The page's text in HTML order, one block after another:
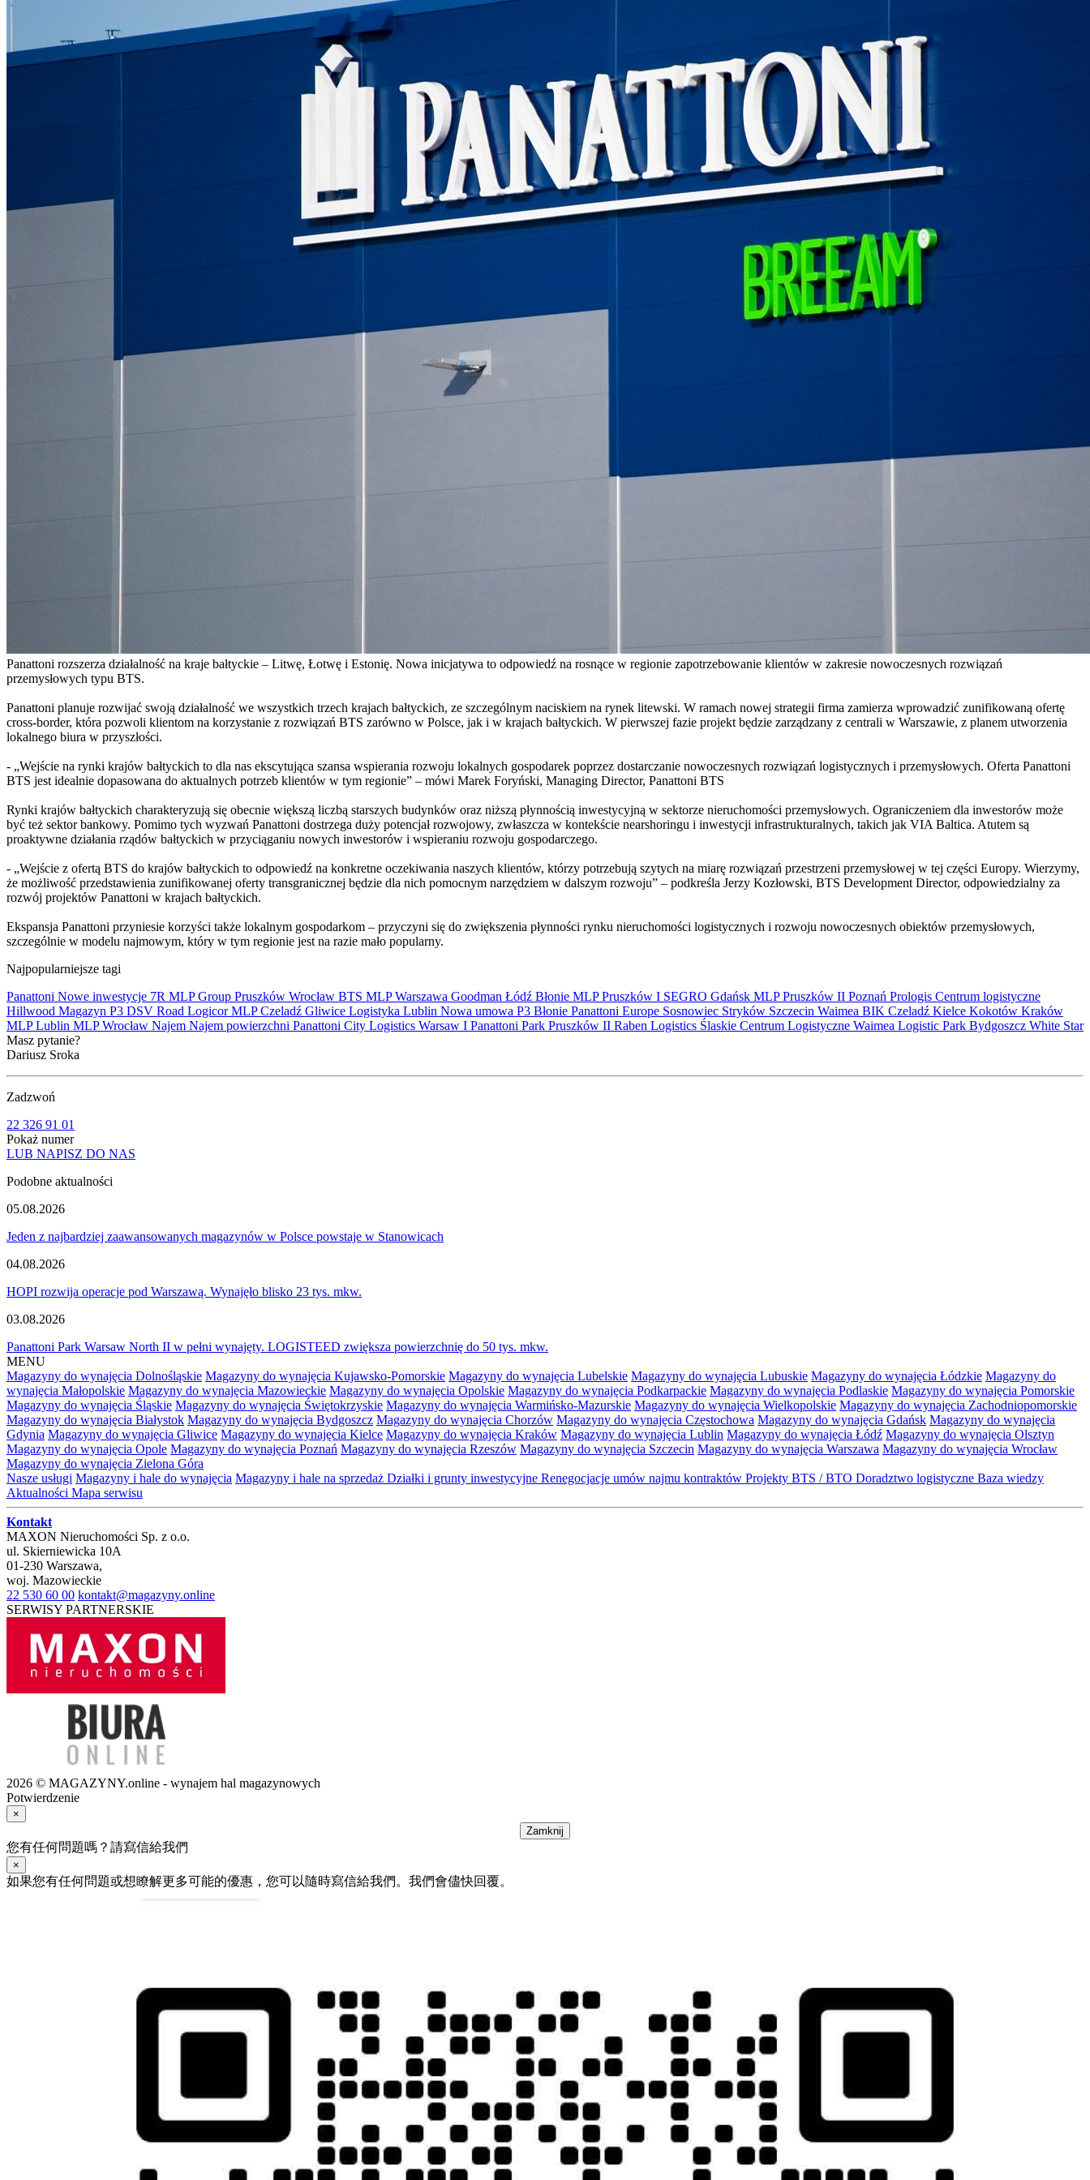
Panattoni rozszerza działalność na kraje bałtyckie – Litwę, Łotwę i Estonię. Nowa inicjatywa to odpowiedź na rosnące w regionie zapotrzebowanie klientów w zakresie nowoczesnych rozwiązań
przemysłowych typu BTS.
Panattoni planuje rozwijać swoją działalność we wszystkich trzech krajach bałtyckich, ze szczególnym naciskiem na rynek litewski. W ramach nowej strategii firma zamierza wprowadzić zunifikowaną ofertę
cross-border, która pozwoli klientom na korzystanie z rozwiązań BTS zarówno w Polsce, jak i w krajach bałtyckich. W pierwszej fazie projekt będzie zarządzany z centrali w Warszawie, z planem utworzenia
lokalnego biura w przyszłości.
- „Wejście na rynki krajów bałtyckich to dla nas ekscytująca szansa wspierania rozwoju lokalnych gospodarek poprzez dostarczanie nowoczesnych rozwiązań logistycznych i przemysłowych. Oferta Panattoni
BTS jest idealnie dopasowana do aktualnych potrzeb klientów w tym regionie” – mówi Marek Foryński, Managing Director, Panattoni BTS
Rynki krajów bałtyckich charakteryzują się obecnie większą liczbą starszych budynków oraz niższą płynnością inwestycyjną w sektorze nieruchomości przemysłowych. Ograniczeniem dla inwestorów może
być też sektor bankowy. Pomimo tych wyzwań Panattoni dostrzega duży potencjał rozwojowy, zwłaszcza w kontekście nearshoringu i inwestycji infrastrukturalnych, takich jak VIA Baltica. Atutem są
proaktywne działania rządów bałtyckich w przyciąganiu nowych inwestorów i wspieraniu rozwoju gospodarczego.
- „Wejście z ofertą BTS do krajów bałtyckich to odpowiedź na konkretne oczekiwania naszych klientów, którzy potrzebują szytych na miarę rozwiązań przestrzeni przemysłowej w tej części Europy. Wierzymy,
że możliwość przedstawienia zunifikowanej oferty transgranicznej będzie dla nich pomocnym narzędziem w dalszym rozwoju” – podkreśla Jerzy Kozłowski, BTS Development Director, odpowiedzialny za
rozwój projektów Panattoni w krajach bałtyckich.
Ekspansja Panattoni przyniesie korzyści także lokalnym gospodarkom – przyczyni się do zwiększenia płynności rynku nieruchomości logistycznych i rozwoju nowoczesnych obiektów przemysłowych,
szczególnie w modelu najmowym, który w tym regionie jest na razie mało popularny.
Najpopularniejsze tagi
Panattoni Nowe inwestycje 7R MLP Group Pruszków Wrocław BTS MLPWarszawa Goodman Łódź Błonie MLP Pruszków I SEGRO Gdańsk MLP Pruszków II Poznań Prologis Centrum logistyczne
Hillwood Magazyn P3 DSV Road LogicorMLP Czeladź Gliwice Logistyka Lublin Nowa umowa P3 Błonie Panattoni Europe Sosnowiec Stryków Szczecin Waimea BIK Czeladź Kielce Kokotów Kraków
MLP Lublin MLP Wrocław Najem Najem powierzchni Panattoni City Logistics Warsaw I Panattoni Park Pruszków II Raben Logistics Ślaskie Centrum Logistyczne Waimea Logistic Park Bydgoszcz White Star
Masz pytanie?
Dariusz Sroka
Zadzwoń
22 326 91 01
Pokaż numer
LUB NAPISZ DO NAS
Podobne aktualności
05.08.2026
Jeden z najbardziej zaawansowanych magazynów w Polsce powstaje w Stanowicach
04.08.2026
HOPI rozwija operacje pod Warszawą. Wynajęło blisko 23 tys. mkw.
03.08.2026
Panattoni Park Warsaw North II w pełni wynajęty. LOGISTEED zwiększa powierzchnię do 50 tys. mkw.
MENU
Magazyny do wynajęcia Dolnośląskie Magazyny do wynajęcia Kujawsko-Pomorskie Magazyny do wynajęcia Lubelskie Magazyny do wynajęcia Lubuskie Magazyny do wynajęcia Łódzkie Magazyny do
wynajęcia Małopolskie Magazyny do wynajęcia Mazowieckie Magazyny do wynajęcia Opolskie Magazyny do wynajęcia Podkarpackie Magazyny do wynajęcia Podlaskie Magazyny do wynajęcia Pomorskie
Magazyny do wynajęcia Śląskie Magazyny do wynajęcia Świętokrzyskie Magazyny do wynajęcia Warmińsko-Mazurskie Magazyny do wynajęcia Wielkopolskie Magazyny do wynajęcia Zachodniopomorskie
Magazyny do wynajęcia Białystok Magazyny do wynajęcia Bydgoszcz Magazyny do wynajęcia Chorzów Magazyny do wynajęcia Częstochowa Magazyny do wynajęcia Gdańsk Magazyny do wynajęcia
Gdynia Magazyny do wynajęcia Gliwice Magazyny do wynajęcia Kielce Magazyny do wynajęcia Kraków Magazyny do wynajęcia Lublin Magazyny do wynajęcia Łódź Magazyny do wynajęcia Olsztyn
Magazyny do wynajęcia Opole Magazyny do wynajęcia Poznań Magazyny do wynajęcia Rzeszów Magazyny do wynajęcia Szczecin Magazyny do wynajęcia Warszawa Magazyny do wynajęcia Wrocław
Magazyny do wynajęcia Zielona Góra
Nasze usługi Magazyny i hale do wynajęcia Magazyny i hale na sprzedaż Działki i grunty inwestycyjne Renegocjacje umów najmu kontraktów Projekty BTS / BTO Doradztwo logistyczne Baza wiedzy
Aktualności Mapa serwisu
Kontakt
MAXON Nieruchomości Sp. z o.o.
ul. Skierniewicka 10A
01-230 Warszawa,
woj. Mazowieckie
22 530 60 00 kontakt@magazyny.online
SERWISY PARTNERSKIE
2026 © MAGAZYNY.online - wynajem hal magazynowych
Potwierdzenie
×
Zamknij
您有任何問題嗎？請寫信給我們
×
如果您有任何問題或想瞭解更多可能的優惠，您可以隨時寫信給我們。我們會儘快回覆。